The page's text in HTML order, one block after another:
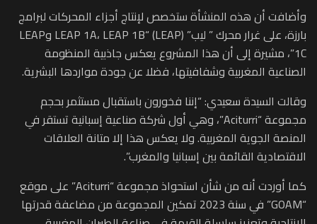
وأضافت أن هذه المنشأة ستخصص لإنتاج أجزاء المحركات لبرامج
بارزة، على غرار محرك ” ليب” (LEAP) “LEAP 1A، LEAP 1B وLEAP
1C”، مشيرة إلى أن هذا المشروع يعكس جاذبية المنظومة
الصناعية المغربية وشفافيتها، فضلا عن جودة مواردها البشرية.
وقالت السيدة سعيدي: “إننا فخورون باستقبال مستثمر بحجم
مجموعة “Aciturri”، وهي أول شركة صناعية إسبانية تستقر في
المنصة الجوية المغربية. ولا يعكس هذا إلا متانة العلاقات
الاقتصادية القائمة بين إسبانيا والمغرب”.
كما أوردت أنه من شأن استحواذ مجموعة “Aciturri” على موقع
“GOAM” في سنة 2023 تمكين المجموعة من مضاعفة قدرتها